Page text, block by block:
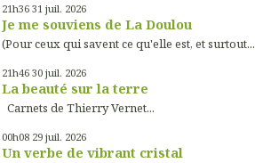
21h36 31 juil. 2026
Je me souviens de La Doulou
(Pour ceux qui savent ce qu'elle est, et surtout...
21h46 30 juil. 2026
La beauté sur la terre
Carnets de Thierry Vernet...
00h08 29 juil. 2026
Un verbe de vibrant cristal